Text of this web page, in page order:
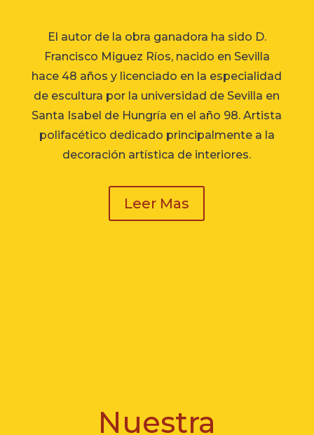
El autor de la obra ganadora ha sido D.
Francisco Miguez Ríos, nacido en Sevilla
hace 48 años y licenciado en la especialidad
de escultura por la universidad de Sevilla en
Santa Isabel de Hungría en el año 98. Artista
polifacético dedicado principalmente a la
decoración artística de interiores.
Leer Mas
Nuestra